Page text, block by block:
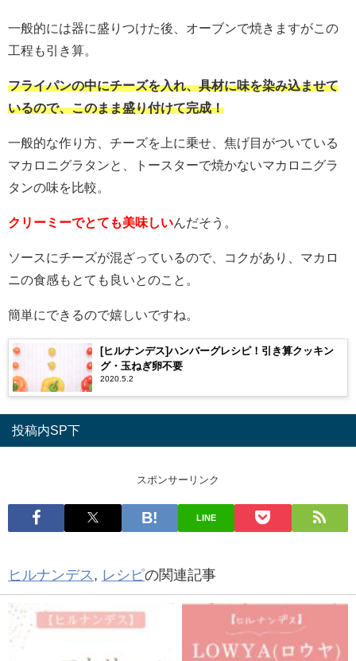
一般的には器に盛りつけた後、オーブンで焼きますがこの
工程も引き算。
フライパンの中にチーズを入れ、具材に味を染み込ませて
いるので、このまま盛り付けて完成！
一般的な作り方、チーズを上に乗せ、焦げ目がついている
マカロニグラタンと、トースターで焼かないマカロニグラ
タンの味を比較。
クリーミーでとても美味しいんだそう。
ソースにチーズが混ざっているので、コクがあり、マカロ
ニの食感もとても良いとのこと。
簡単にできるので嬉しいですね。
[ヒルナンデス]ハンバーグレシピ！引き算クッキン
グ・玉ねぎ卵不要
2020.5.2
投稿内SP下
スポンサーリンク
LINE
ヒルナンデス レシピの関連記事